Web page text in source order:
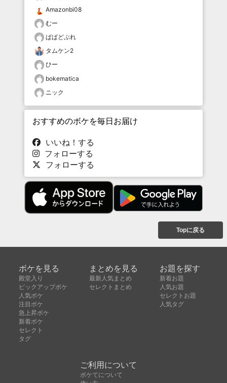
Amazonbi08
むー
ぱぱどぶれ
タムケン2
ひー
bokematica
ニック
おすすめのボケを毎日お届け
いいね！する
フォローする
フォローする
Topに戻る
ボケを見る
殿堂入り
ピックアップボケ
人気ボケ
注目ボケ
急上昇ボケ
新着ボケ
セレクト
タグ
まとめを見る
最新人気まとめ
セレクトまとめ
お題を探す
新着お題
人気お題
セレクトお題
人気タグ
ご利用について
ボケてについて